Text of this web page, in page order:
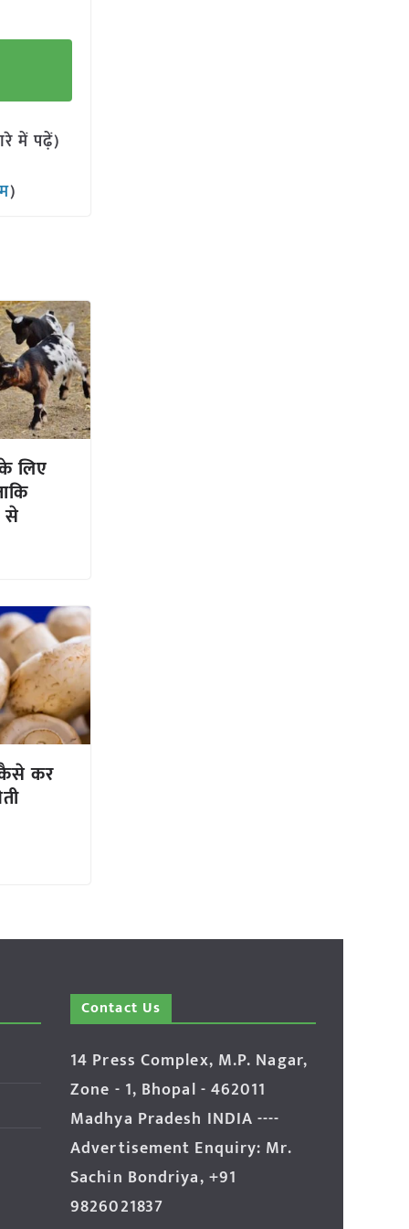
में पढ़ें)
)
लिए
से
कैसे कर
Contact Us
14 Press Complex, M.P. Nagar,
Zone - 1, Bhopal - 462011
Madhya Pradesh INDIA ----
Advertisement Enquiry: Mr.
Sachin Bondriya, +91
9826021837